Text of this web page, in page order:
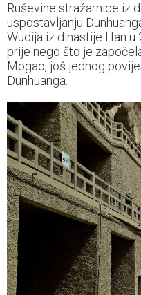
Ruševine stražarnice iz
uspostavljanju
Wudija iz dinastije Han u
prije nego što je
Mogao, još jednog
Dunhuanga.